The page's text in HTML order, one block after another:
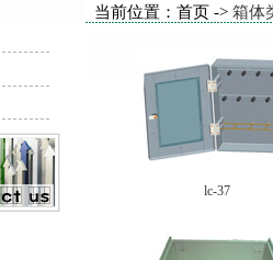
当前位置：首页 -> 箱体
lc-37